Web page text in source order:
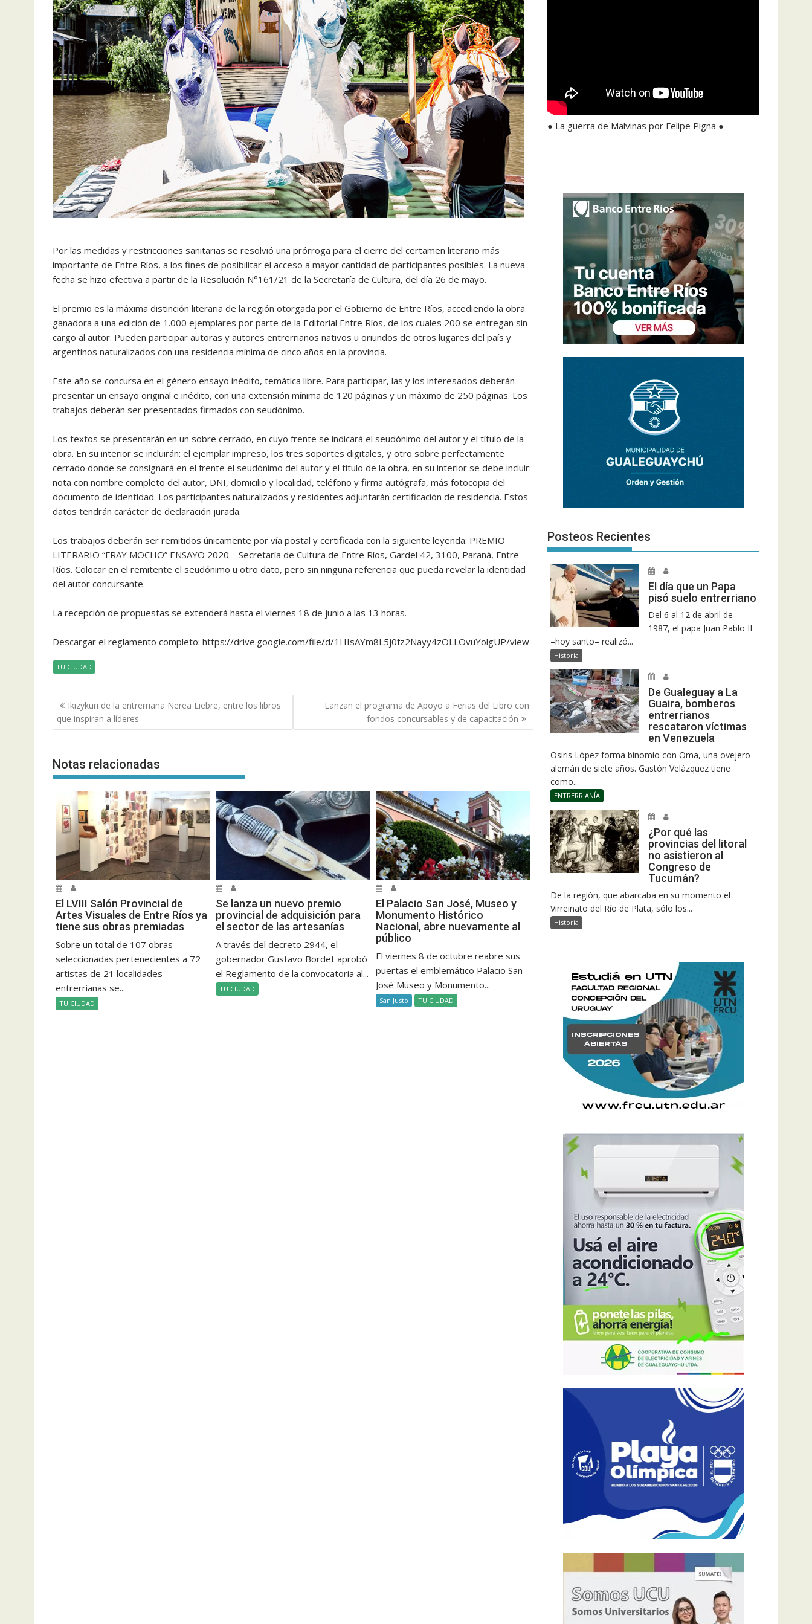
Por las medidas y restricciones sanitarias se resolvió una prórroga para el cierre del certamen literario más
importante de Entre Ríos, a los fines de posibilitar el acceso a mayor cantidad de participantes posibles. La nueva
fecha se hizo efectiva a partir de la Resolución N°161/21 de la Secretaría de Cultura, del día 26 de mayo.
El premio es la máxima distinción literaria de la región otorgada por el Gobierno de Entre Ríos, accediendo la obra
ganadora a una edición de 1.000 ejemplares por parte de la Editorial Entre Ríos, de los cuales 200 se entregan sin
cargo al autor. Pueden participar autoras y autores entrerrianos nativos u oriundos de otros lugares del país y
argentinos naturalizados con una residencia mínima de cinco años en la provincia.
Este año se concursa en el género ensayo inédito, temática libre. Para participar, las y los interesados deberán
presentar un ensayo original e inédito, con una extensión mínima de 120 páginas y un máximo de 250 páginas. Los
trabajos deberán ser presentados firmados con seudónimo.
Los textos se presentarán en un sobre cerrado, en cuyo frente se indicará el seudónimo del autor y el título de la
obra. En su interior se incluirán: el ejemplar impreso, los tres soportes digitales, y otro sobre perfectamente
cerrado donde se consignará en el frente el seudónimo del autor y el título de la obra, en su interior se debe incluir:
nota con nombre completo del autor, DNI, domicilio y localidad, teléfono y firma autógrafa, más fotocopia del
documento de identidad. Los participantes naturalizados y residentes adjuntarán certificación de residencia. Estos
datos tendrán carácter de declaración jurada.
Los trabajos deberán ser remitidos únicamente por vía postal y certificada con la siguiente leyenda: PREMIO
LITERARIO “FRAY MOCHO” ENSAYO 2020 – Secretaría de Cultura de Entre Ríos, Gardel 42, 3100, Paraná, Entre
Ríos. Colocar en el remitente el seudónimo u otro dato, pero sin ninguna referencia que pueda revelar la identidad
del autor concursante.
La recepción de propuestas se extenderá hasta el viernes 18 de junio a las 13 horas.
Descargar el reglamento completo: https://drive.google.com/file/d/1HIsAYm8L5j0fz2Nayy4zOLLOvuYolgUP/view
TU CIUDAD
Navegación
de
entradas
Ikizykuri de la entrerriana Nerea Liebre, entre los libros
que inspiran a líderes
Lanzan el programa de Apoyo a Ferias del Libro con
fondos concursables y de capacitación
Notas relacionadas
El LVIII Salón Provincial de
Artes Visuales de Entre Ríos ya
tiene sus obras premiadas
Sobre un total de 107 obras
seleccionadas pertenecientes a 72
artistas de 21 localidades
entrerrianas se...
TU CIUDAD
Se lanza un nuevo premio
provincial de adquisición para
el sector de las artesanías
A través del decreto 2944, el
gobernador Gustavo Bordet aprobó
el Reglamento de la convocatoria al...
TU CIUDAD
El Palacio San José, Museo y
Monumento Histórico
Nacional, abre nuevamente al
público
El viernes 8 de octubre reabre sus
puertas el emblemático Palacio San
José Museo y Monumento...
San Justo TU CIUDAD
● La guerra de Malvinas por Felipe Pigna ●
Posteos Recientes
El día que un Papa
pisó suelo entrerriano
Del 6 al 12 de abril de
1987, el papa Juan Pablo II
–hoy santo– realizó...
Historia
De Gualeguay a La
Guaira, bomberos
entrerrianos
rescataron víctimas
en Venezuela
Osiris López forma binomio con Oma, una ovejero
alemán de siete años. Gastón Velázquez tiene
como...
ENTRERRIANÍA
¿Por qué las
provincias del litoral
no asistieron al
Congreso de
Tucumán?
De la región, que abarcaba en su momento el
Virreinato del Río de Plata, sólo los...
Historia